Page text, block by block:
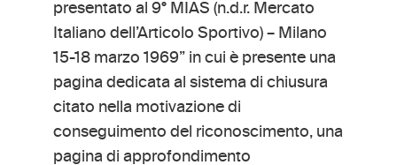
presentato al 9° MIAS (n.d.r. Mercato
Italiano dell’Articolo Sportivo) – Milano
15-18 marzo 1969” in cui è presente una
pagina dedicata al sistema di chiusura
citato nella motivazione di
conseguimento del riconoscimento, una
pagina di approfondimento